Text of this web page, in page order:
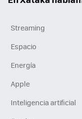
Streaming
Espacio
Energía
Apple
Inteligencia artificial